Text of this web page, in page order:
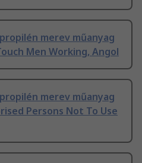
merev műanyag
Men Working, Angol
merev műanyag
Persons Not To Use